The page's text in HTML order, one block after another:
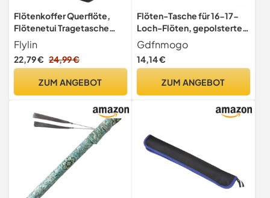
Flötenkoffer Querflöte,
Flötenetui Tragetasche
Koffer Oxford-Stoff
Wasserdicht mit
Verstellbarem
Kuriertasche zubehör Flute
Flöten
Flylin
22,79 € 24,99 €
ZUM ANGEBOT
Flöten-Tasche für 16-17-
Loch-Flöten, gepolsterter
Oxford-Tuchkoffer mit
weichem Futter,
stoßfestes und
inklusive verstellbarem
Gdfnmogo
14,14 €
ZUM ANGEBOT